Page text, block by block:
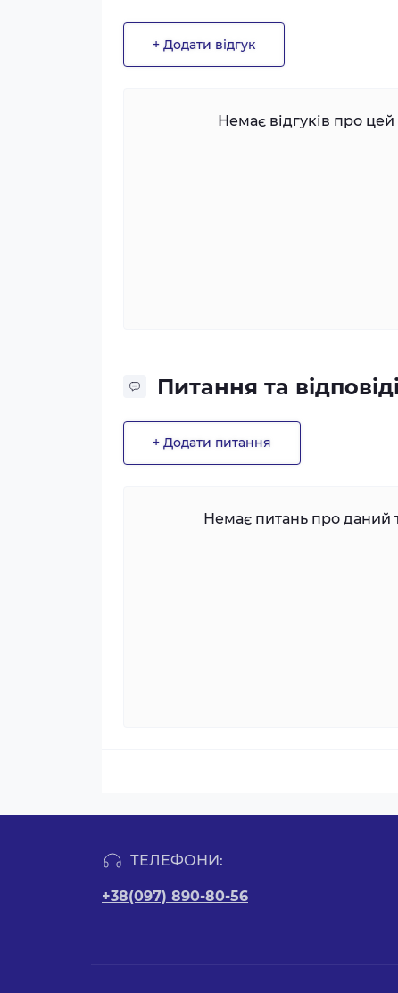
+ Додати відгук
Немає відгуків про
Питання та відповіді
+ Додати питання
Немає питань про даний
ТЕЛЕФОНИ:
+38(097) 890-80-56